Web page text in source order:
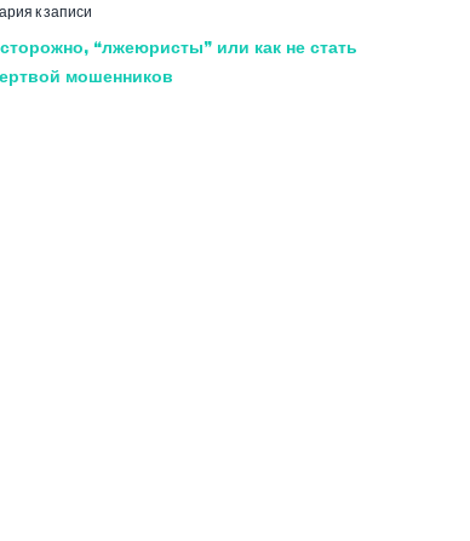
к записи
“лжеюристы” или как не стать
мошенников